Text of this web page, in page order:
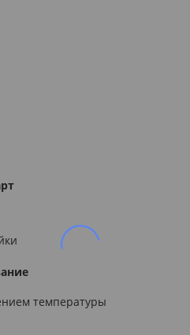
температуры